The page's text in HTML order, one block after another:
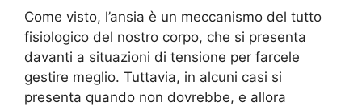
Come visto, l’ansia è un meccanismo del tutto
fisiologico del nostro corpo, che si presenta
davanti a situazioni di tensione per farcele
gestire meglio. Tuttavia, in alcuni casi si
presenta quando non dovrebbe, e allora